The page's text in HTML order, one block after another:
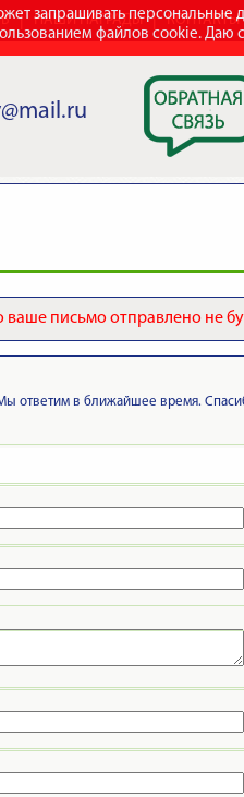
запрашивать персональные
файлов cookie. Даю
НАШИ НАГРАДЫ КОНТАКТЫ
письмо отправлено не
ответим в ближайшее время.